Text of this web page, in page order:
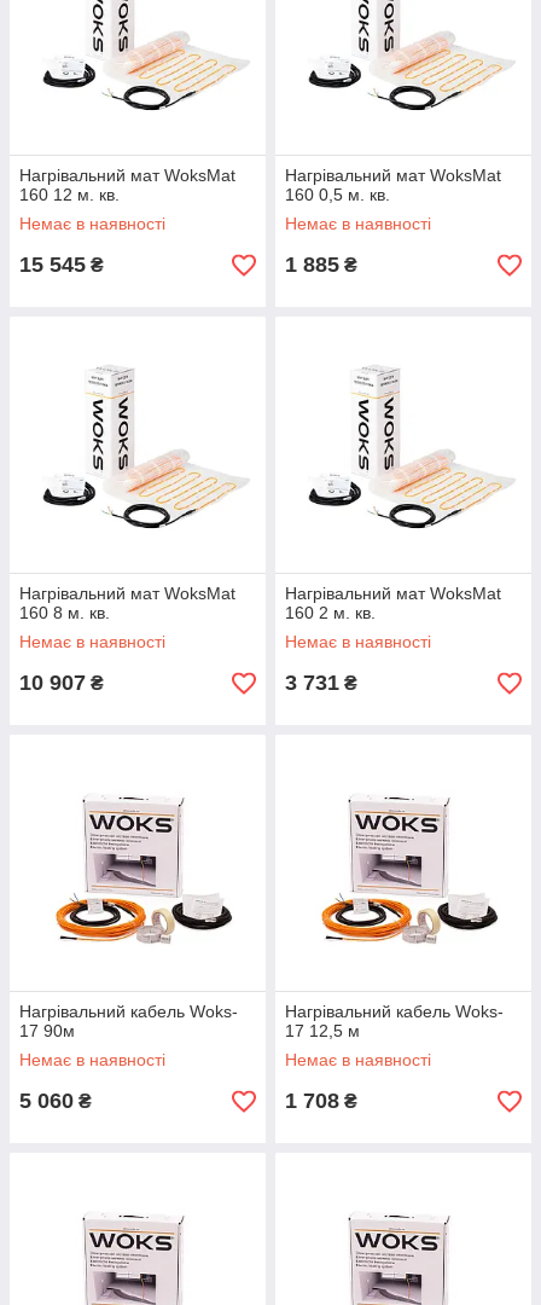
Нагрівальний мат WoksMat
160 12 м. кв.
Немає в наявності
15 545 ₴
Нагрівальний мат WoksMat
160 0,5 м. кв.
Немає в наявності
1 885 ₴
Нагрівальний мат WoksMat
160 8 м. кв.
Немає в наявності
10 907 ₴
Нагрівальний мат WoksMat
160 2 м. кв.
Немає в наявності
3 731 ₴
Нагрівальний кабель Woks-
17 90м
Немає в наявності
5 060 ₴
Нагрівальний кабель Woks-
17 12,5 м
Немає в наявності
1 708 ₴